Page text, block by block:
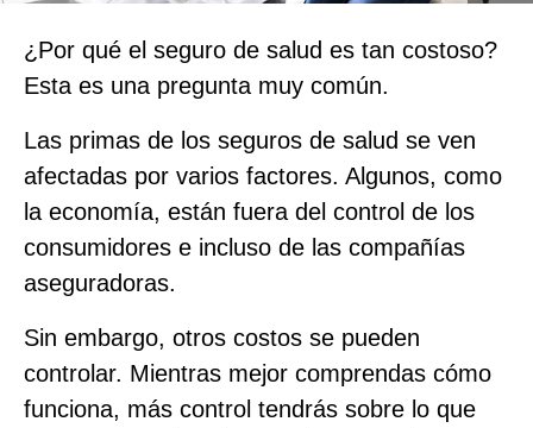
¿Por qué el seguro de salud es tan costoso?
Esta es una pregunta muy común.
Las primas de los seguros de salud se ven
afectadas por varios factores. Algunos, como
la economía, están fuera del control de los
consumidores e incluso de las compañías
aseguradoras.
Sin embargo, otros costos se pueden
controlar. Mientras mejor comprendas cómo
funciona, más control tendrás sobre lo que